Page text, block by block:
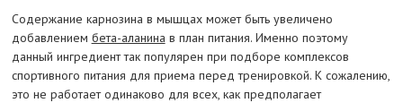
Содержание карнозина в мышцах может быть увеличено
добавлением бета-аланина в план питания. Именно поэтому
данный ингредиент так популярен при подборе комплексов
спортивного питания для приема перед тренировкой. К сожалению,
это не работает одинаково для всех, как предполагает